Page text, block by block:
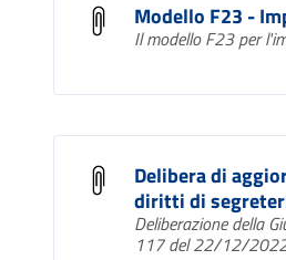
Modello F23 -
Il modello F23 per
Delibera di
diritti di
Deliberazione della
117 del 22/12/